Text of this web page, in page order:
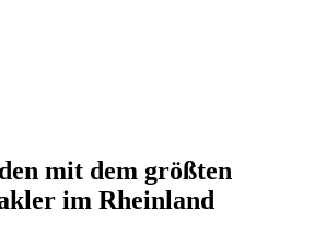
mit dem größten
im Rheinland